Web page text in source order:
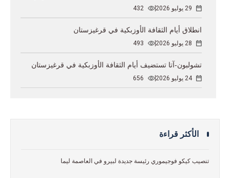
29 يوليو 2026 432
انطلاق أيام الثقافة الأوزبكية في قرغيزستان
28 يوليو 2026 493
تشولبون-آتا تستضيف أيام الثقافة الأوزبكية في قرغيزستان
24 يوليو 2026 656
الأكثر قراءة
تنصيب كيكو فوجيموري رئيسة جديدة لبيرو في العاصمة ليما